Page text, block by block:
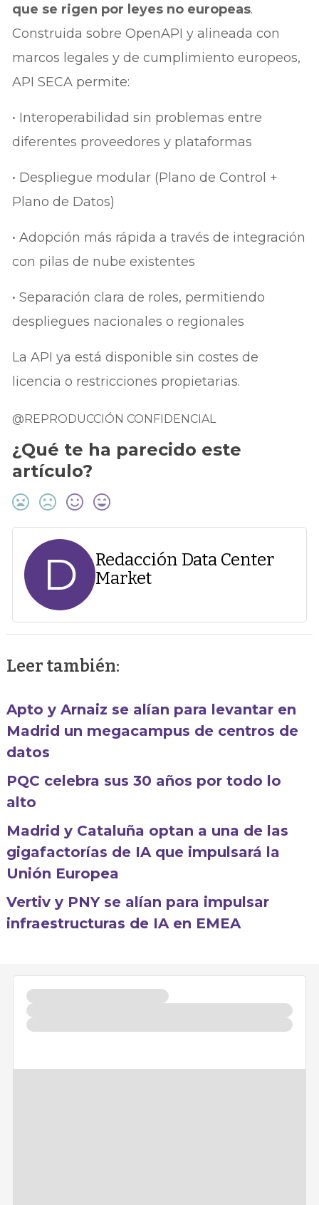
que se rigen por leyes no europeas.
Construida sobre OpenAPI y alineada con
marcos legales y de cumplimiento europeos,
API SECA permite:
• Interoperabilidad sin problemas entre
diferentes proveedores y plataformas
• Despliegue modular (Plano de Control +
Plano de Datos)
• Adopción más rápida a través de integración
con pilas de nube existentes
• Separación clara de roles, permitiendo
despliegues nacionales o regionales
La API ya está disponible sin costes de
licencia o restricciones propietarias.
@REPRODUCCIÓN CONFIDENCIAL
¿Qué te ha parecido este
artículo?
D
Redacción Data Center
Market
Leer también:
Apto y Arnaiz se alían para levantar en
Madrid un megacampus de centros de
datos
PQC celebra sus 30 años por todo lo
alto
Madrid y Cataluña optan a una de las
gigafactorías de IA que impulsará la
Unión Europea
Vertiv y PNY se alían para impulsar
infraestructuras de IA en EMEA